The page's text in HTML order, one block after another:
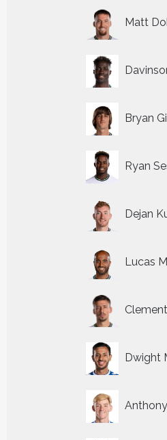
Matt
Bryan
Ryan
Dejan
Lucas
Dwight